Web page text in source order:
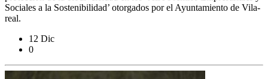
Sociales a la Sostenibilidad’ otorgados por el Ayuntamiento de Vila-
real.
12 Dic
0